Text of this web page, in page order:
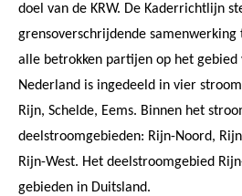
doel van de KRW. De Kaderrichtlijn
grensoverschrijdende samenwerking
alle betrokken partijen op het
Nederland is ingedeeld in vier
Rijn, Schelde, Eems. Binnen het
deelstroomgebieden: Rijn-Noord,
Rijn-West. Het deelstroomgebied
gebieden in Duitsland.